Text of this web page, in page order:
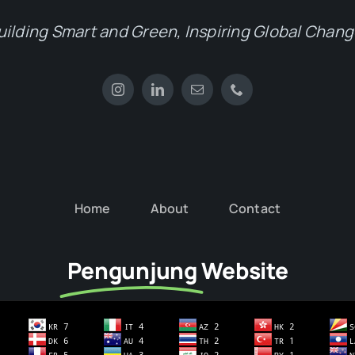
Smart and Green, Inspiring Global
Home About Contact
PengunjungWebsite